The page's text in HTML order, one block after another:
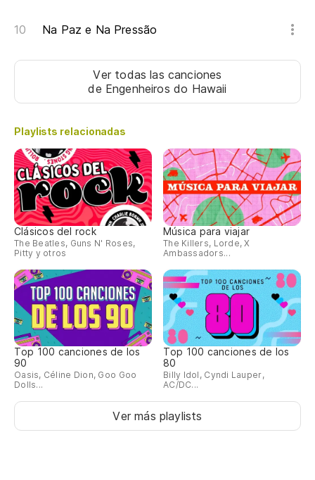
Na Paz e Na Pressão
Ver todas las canciones
de Engenheiros do Hawaii
Playlists relacionadas
Clásicos del rock
The Beatles, Guns N' Roses,
Pitty y otros
Música para viajar
The Killers, Lorde, X
Ambassadors...
Top 100 canciones de los
90
Oasis, Céline Dion, Goo Goo
Dolls...
Top 100 canciones de los
80
Billy Idol, Cyndi Lauper,
AC/DC...
Ver más playlists